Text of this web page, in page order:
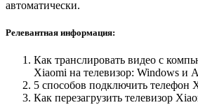
автоматически.
Релевантная информация:
Как транслировать видео с
Xiaomi на телевизор: Windows и
5 способов подключить телефон
Как перезагрузить телевизор